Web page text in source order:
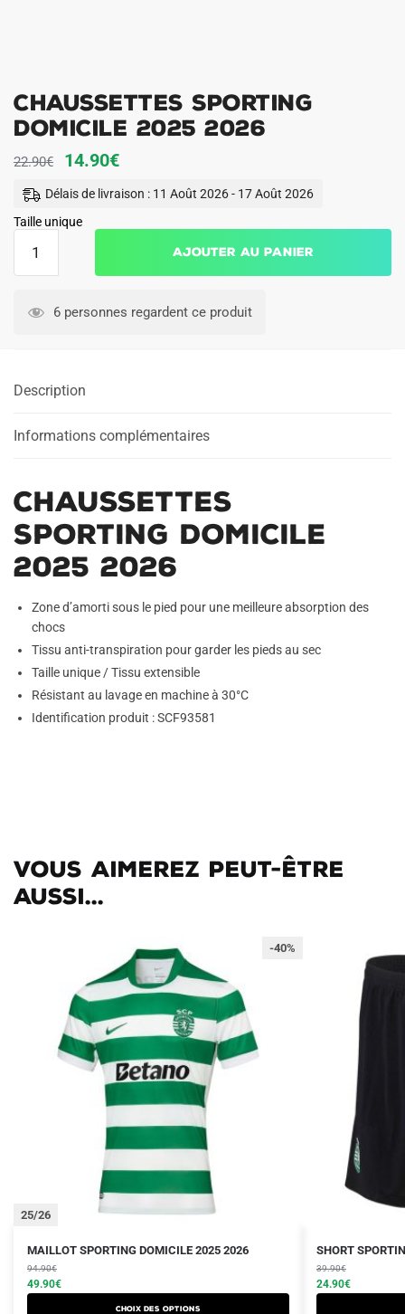
Chaussettes Sporting
Domicile 2025 2026
22.90€
Le
prix
était :
14.90€Le
prix
Délais de livraison : 11 Août 2026 - 17 Août 2026
Taille unique
Sporting
Ajouter au panier
6 personnes regardent ce produit
Description
Informations complémentaires
Chaussettes
Sporting Domicile
2025 2026
Zone d’amorti sous le pied pour une meilleure absorption des
chocs
Tissu anti-transpiration pour garder les pieds au sec
Taille unique / Tissu extensible
Résistant au lavage en machine à 30°C
Identification produit : SCF93581
Vous aimerez peut-être
aussi...
-40%
25/26
MAILLOT SPORTING DOMICILE 2025 2026
94.90€
Le
prix
initial
était :
49.90€
Le
prix
actuel
est :
Choix des options
Ce
produit
a
SHORT
39.90€
Le
prix
initial
était :
24.90€
Le
prix
actuel
est :
Ce
produit
a